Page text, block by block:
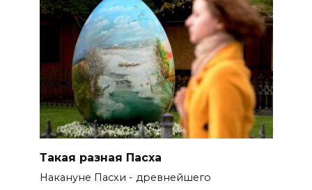
Такая разная Пасха
Накануне Пасхи - древнейшего